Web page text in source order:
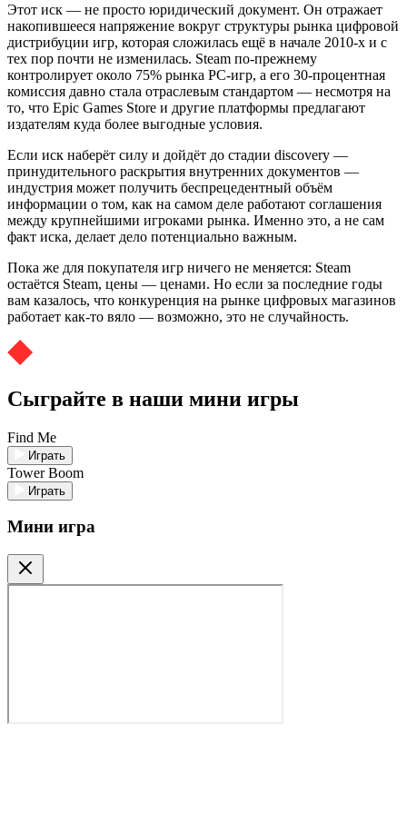
Этот иск — не просто юридический документ. Он отражает
накопившееся напряжение вокруг структуры рынка цифровой
дистрибуции игр, которая сложилась ещё в начале 2010-х и с
тех пор почти не изменилась. Steam по-прежнему
контролирует около 75% рынка PC-игр, а его 30-процентная
комиссия давно стала отраслевым стандартом — несмотря на
то, что Epic Games Store и другие платформы предлагают
издателям куда более выгодные условия.
Если иск наберёт силу и дойдёт до стадии discovery —
принудительного раскрытия внутренних документов —
индустрия может получить беспрецедентный объём
информации о том, как на самом деле работают соглашения
между крупнейшими игроками рынка. Именно это, а не сам
факт иска, делает дело потенциально важным.
Пока же для покупателя игр ничего не меняется: Steam
остаётся Steam, цены — ценами. Но если за последние годы
вам казалось, что конкуренция на рынке цифровых магазинов
работает как-то вяло — возможно, это не случайность.
Сыграйте в наши мини игры
Find Me
Играть
Tower Boom
Играть
Мини игра